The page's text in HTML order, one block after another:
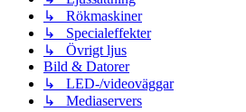
↳ Rökmaskiner
↳ Specialeffekter
↳ Övrigt ljus
Bild & Datorer
↳ LED-/videoväggar
↳ Mediaservers